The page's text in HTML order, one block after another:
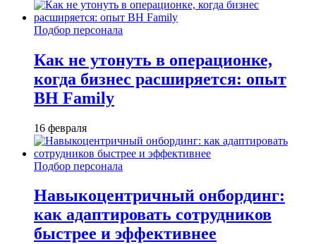
Подбор персонала
Как не утонуть в операционке,
когда бизнес расширяется: опыт
BH Family
16 февраля
Подбор персонала
Навыкоцентричный онбординг:
как адаптировать сотрудников
быстрее и эффективнее